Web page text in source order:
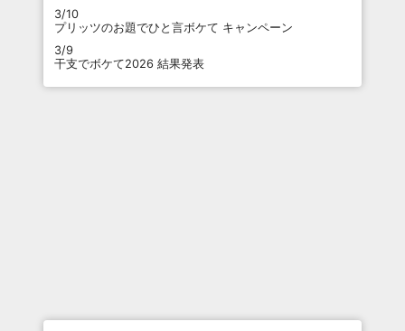
3/10
プリッツのお題でひと言ボケて キャンペーン
3/9
干支でボケて2026 結果発表